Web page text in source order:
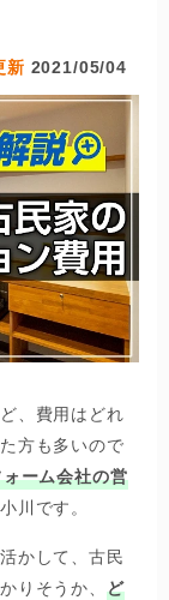
2021/05/04
、費用はどれ
方も多いので
ーム会社の営
川です。
かして、古民
りそうか、 ど